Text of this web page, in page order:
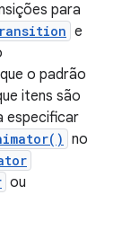
para
e
o padrão
itens são
especificar
no
ou